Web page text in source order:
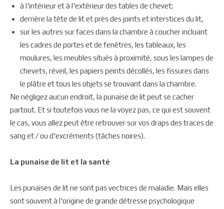
à l'intérieur et à l'extérieur des tables de chevet;
derrière la tête de lit et près des joints et interstices du lit,
sur les autres sur faces dans la chambre à coucher incluant
les cadres de portes et de fenêtres, les tableaux, les
moulures, les meubles situés à proximité, sous les lampes de
chevets, réveil, les papiers peints décollés, les fissures dans
le plâtre et tous les objets se trouvant dans la chambre.
Ne négligez aucun endroit, la punaise de lit peut se cacher
partout. Et si toutefois vous ne la voyez pas, ce qui est souvent
le cas, vous allez peut être retrouver sur vos draps des traces de
sang et / ou d'excréments (tâches noires).
La punaise de lit et la santé
Les punaises de lit ne sont pas vectrices de maladie. Mais elles
sont souvent à l'origine de grande détresse psychologique